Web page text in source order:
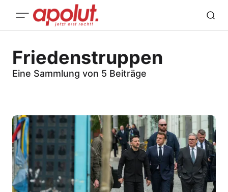
Friedenstruppen
Eine Sammlung von 5 Beiträge